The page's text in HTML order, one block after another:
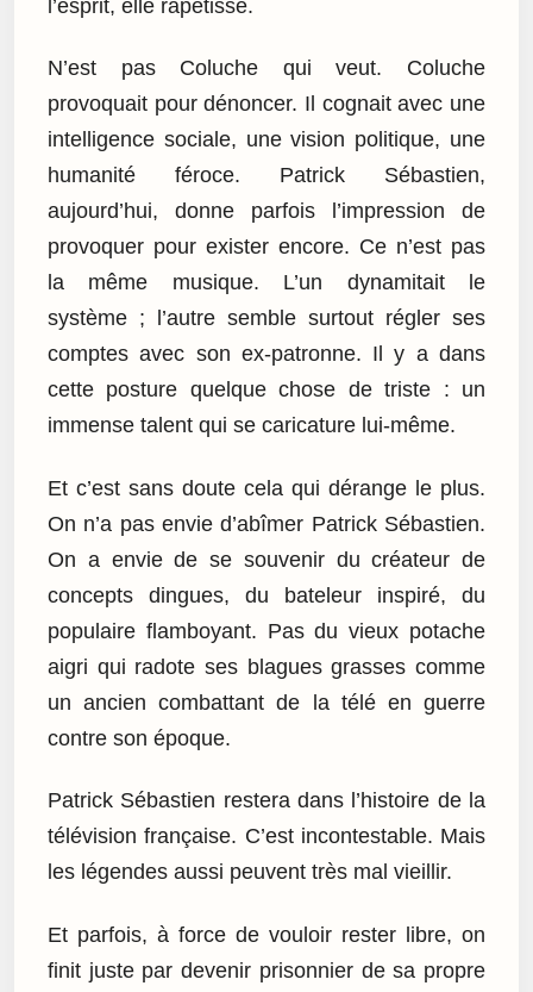
l’esprit, elle rapetisse.
N’est pas Coluche qui veut. Coluche
provoquait pour dénoncer. Il cognait avec une
intelligence sociale, une vision politique, une
humanité féroce. Patrick Sébastien,
aujourd’hui, donne parfois l’impression de
provoquer pour exister encore. Ce n’est pas
la même musique. L’un dynamitait le
système ; l’autre semble surtout régler ses
comptes avec son ex-patronne. Il y a dans
cette posture quelque chose de triste : un
immense talent qui se caricature lui-même.
Et c’est sans doute cela qui dérange le plus.
On n’a pas envie d’abîmer Patrick Sébastien.
On a envie de se souvenir du créateur de
concepts dingues, du bateleur inspiré, du
populaire flamboyant. Pas du vieux potache
aigri qui radote ses blagues grasses comme
un ancien combattant de la télé en guerre
contre son époque.
Patrick Sébastien restera dans l’histoire de la
télévision française. C’est incontestable. Mais
les légendes aussi peuvent très mal vieillir.
Et parfois, à force de vouloir rester libre, on
finit juste par devenir prisonnier de sa propre